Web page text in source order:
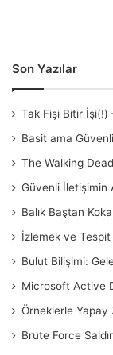
Son Yazılar
Tak Fişi Bitir İşi(!)
Basit ama
The Walking
Güvenli İletişimin
Balık Baştan
İzlemek ve
Bulut Bilişimi:
Microsoft Active
Örneklerle Yapay
Brute Force